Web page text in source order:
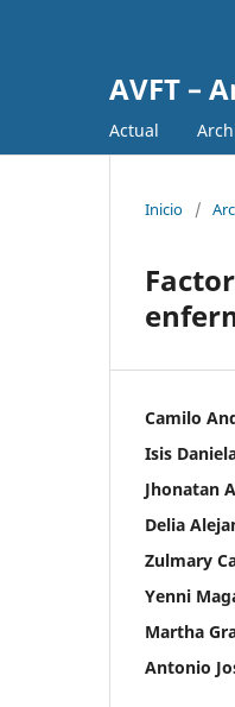
AVFT –
Actual
Inicio /
Camilo
Isis
Jhonatan
Delia
Zulmary
Yenni
Martha
Antonio